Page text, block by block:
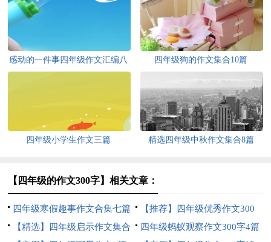
感动的一件事四年级作文汇编八
四年级狗的作文集合10篇
四年级小学生作文三篇 精选四年级中秋作文集合8篇
【四年级的作文300字】相关文章：
四年级寒假趣事作文合集七篇
【推荐】四年级优秀作文300
字汇编9篇
【精选】四年级启示作文集合
四年级蚂蚁观察作文300字4篇